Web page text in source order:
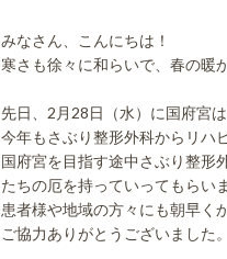
みなさん、こんにちは！
寒さも徐々に和らいで、春の暖
先日、2月28日（水）に国府宮
今年もさぶり整形外科からリハ
国府宮を目指す途中さぶり整形
たちの厄を持っていってもらい
患者様や地域の方々にも朝早く
ご協力ありがとうございました。